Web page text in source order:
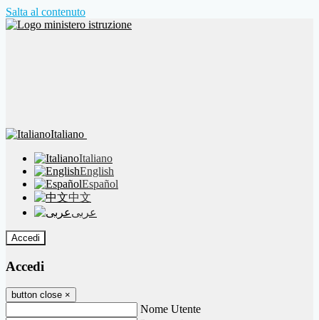
Salta al contenuto
Italiano
Italiano
English
Español
中文
عربى
Accedi
Accedi
button close ×
Nome Utente